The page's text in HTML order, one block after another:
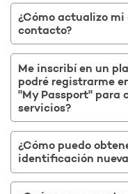
¿Cómo actualizo
contacto?
Me inscribí en un
podré registrarme
"My Passport" para
servicios?
¿Cómo puedo
identificación